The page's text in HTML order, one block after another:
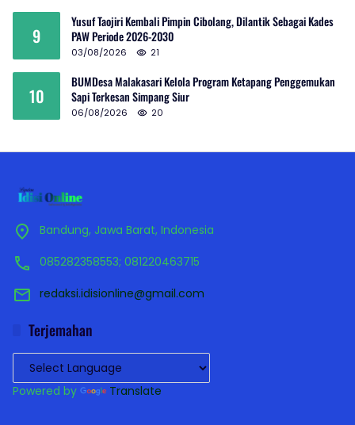
9
Yusuf Taojiri Kembali Pimpin Cibolang, Dilantik Sebagai Kades
PAW Periode 2026-2030
03/08/2026 21
10
BUMDesa Malakasari Kelola Program Ketapang Penggemukan
Sapi Terkesan Simpang Siur
06/08/2026 20
Bandung, Jawa Barat, Indonesia
085282358553; 081220463715
redaksi.idisionline@gmail.com
Terjemahan
Powered by Translate